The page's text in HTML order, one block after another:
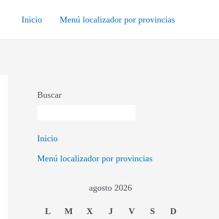
Inicio Menú localizador por provincias
Buscar
Inicio
Menú localizador por provincias
agosto 2026
L M X J V S D